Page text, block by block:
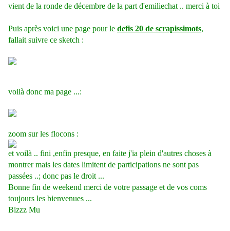
vient de la ronde de décembre de la part d'emiliechat .. merci à toi
Puis après voici une page pour le defis 20 de scrapissimots,
fallait suivre ce sketch :
voilà donc ma page ...:
zoom sur les flocons :
et voilà .. fini ,enfin presque, en faite j'ia plein d'autres choses à
montrer mais les dates limitent de participations ne sont pas
passées ..; donc pas le droit ...
Bonne fin de weekend merci de votre passage et de vos coms
toujours les bienvenues ...
Bizzz Mu